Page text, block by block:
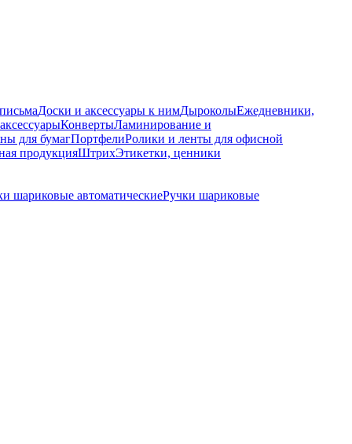
Доски и аксессуары к нимДыроколыЕжедневники,
КонвертыЛаминирование и
для бумагПортфелиРолики и ленты для офисной
продукцияШтрихЭтикетки, ценники
шариковые автоматическиеРучки шариковые